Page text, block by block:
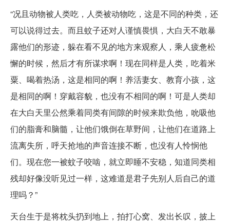
“况且动物被人类吃，人类被动物吃，这是不同的种类，还
可以说得过去。而且蚊子还对人谨慎畏惧，大白天不敢暴
露他们的形迹，躲在看不见的地方来观察人，乘人疲惫松
懈的时候，然后才有所谋求啊！现在同样是人类，吃着米
粟、喝着热汤，这是相同的啊！养活妻女、教育小孩，这
是相同的啊！穿戴容貌，也没有不相同的啊！可是人类却
在大白天里公然乘着同类有间隙的时候来欺负他，吮吸他
们的脂膏和脑髓，让他们饿倒在草野间，让他们在道路上
流离失所，呼天抢地的声音连接不断，也没有人怜悯他
们。现在您一被蚊子咬啮，就立即睡不安稳，知道同类相
残却好像没听见过一样，这难道是君子先别人后自己的道
理吗？”
天台生于是将枕头扔到地上，拍打心窝、发出长叹，披上